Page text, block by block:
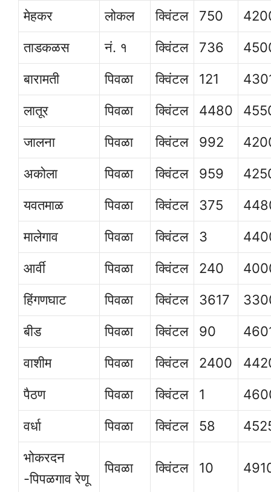
मेहकर लोकल क्विंटल 750
ताडकळस
नं. १ क्विंटल 736
बारामती
पिवळा क्विंटल 121
लातूर
पिवळा क्विंटल 4480
जालना
पिवळा क्विंटल 992
अकोला
पिवळा क्विंटल 959
यवतमाळ
पिवळा क्विंटल 375
मालेगाव
पिवळा क्विंटल 3
आर्वी
पिवळा क्विंटल 240
हिंगणघाट
पिवळा क्विंटल 3617
बीड
पिवळा क्विंटल 90
वाशीम
पिवळा क्विंटल 2400
पैठण
पिवळा क्विंटल 1
वर्धा
पिवळा क्विंटल 58
भोकरदन
-पिपळगाव रेणू
पिवळा क्विंटल 10